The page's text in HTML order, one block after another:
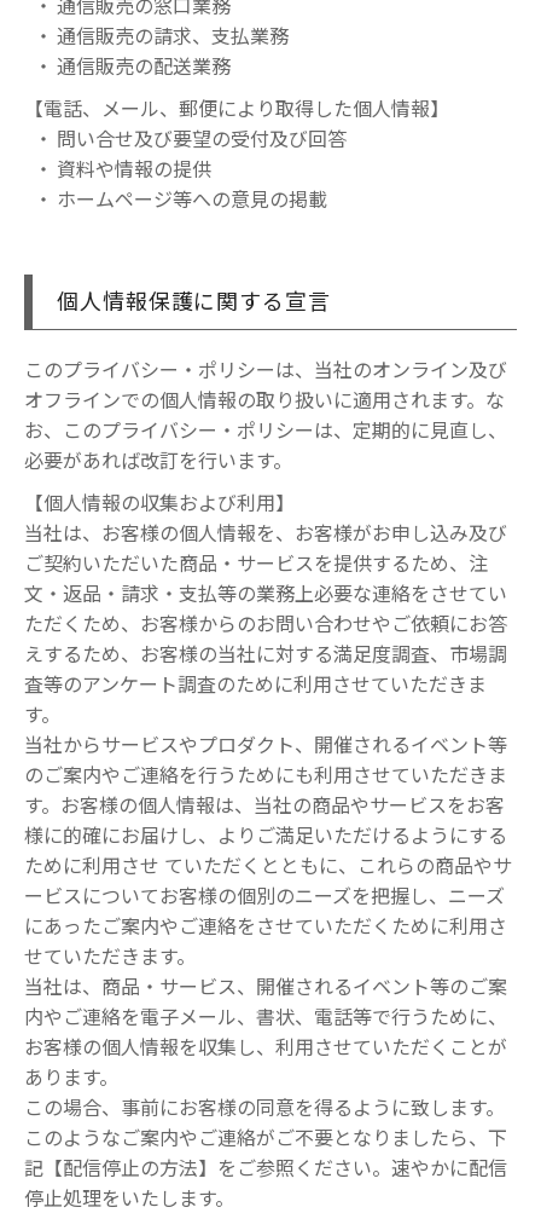
通信販売の請求、支払業務
通信販売の配送業務
【電話、メール、郵便により取得した個人情報】
問い合せ及び要望の受付及び回答
資料や情報の提供
ホームページ等への意見の掲載
個人情報保護に関する宣言
このプライバシー・ポリシーは、当社のオンライン及び
オフラインでの個人情報の取り扱いに適用されます。な
お、このプライバシー・ポリシーは、定期的に見直し、
必要があれば改訂を行います。
【個人情報の収集および利用】
当社は、お客様の個人情報を、お客様がお申し込み及び
ご契約いただいた商品・サービスを提供するため、注
文・返品・請求・支払等の業務上必要な連絡をさせてい
ただくため、お客様からのお問い合わせやご依頼にお答
えするため、お客様の当社に対する満足度調査、市場調
査等のアンケート調査のために利用させていただきま
す。
当社からサービスやプロダクト、開催されるイベント等
のご案内やご連絡を行うためにも利用させていただきま
す。お客様の個人情報は、当社の商品やサービスをお客
様に的確にお届けし、よりご満足いただけるようにする
ために利用させ ていただくとともに、これらの商品やサ
ービスについてお客様の個別のニーズを把握し、ニーズ
にあったご案内やご連絡をさせていただくために利用さ
せていただきます。
当社は、商品・サービス、開催されるイベント等のご案
内やご連絡を電子メール、書状、電話等で行うために、
お客様の個人情報を収集し、利用させていただくことが
あります。
この場合、事前にお客様の同意を得るように致します。
このようなご案内やご連絡がご不要となりましたら、下
記【配信停止の方法】をご参照ください。速やかに配信
停止処理をいたします。